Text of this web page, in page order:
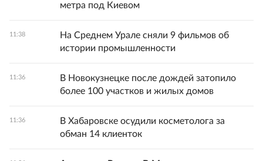
метра под Киевом
11:38
На Среднем Урале сняли 9 фильмов об
истории промышленности
11:36
В Новокузнецке после дождей затопило
более 100 участков и жилых домов
11:36
В Хабаровске осудили косметолога за
обман 14 клиенток